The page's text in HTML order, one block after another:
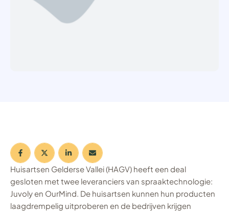
Huisartsen Gelderse Vallei (HAGV) heeft een deal
gesloten met twee leveranciers van spraaktechnologie:
Juvoly en OurMind. De huisartsen kunnen hun producten
laagdrempelig uitproberen en de bedrijven krijgen